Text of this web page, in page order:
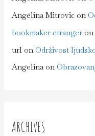
Angelina Mitrovic on
bookmaker etranger
url onOdrživost
Angelinaon
ARCHIVES